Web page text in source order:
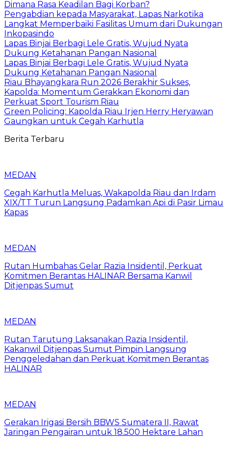
Dimana Rasa Keadilan Bagi Korban?
Pengabdian kepada Masyarakat, Lapas Narkotika
Langkat Memperbaiki Fasilitas Umum dari Dukungan
Inkopasindo
Lapas Binjai Berbagi Lele Gratis, Wujud Nyata
Dukung Ketahanan Pangan Nasional
Lapas Binjai Berbagi Lele Gratis, Wujud Nyata
Dukung Ketahanan Pangan Nasional
Riau Bhayangkara Run 2026 Berakhir Sukses,
Kapolda: Momentum Gerakkan Ekonomi dan
Perkuat Sport Tourism Riau
Green Policing: Kapolda Riau Irjen Herry Heryawan
Gaungkan untuk Cegah Karhutla
Berita Terbaru
MEDAN
Cegah Karhutla Meluas, Wakapolda Riau dan Irdam
XIX/TT Turun Langsung Padamkan Api di Pasir Limau
Kapas
MEDAN
Rutan Humbahas Gelar Razia Insidentil, Perkuat
Komitmen Berantas HALINAR Bersama Kanwil
Ditjenpas Sumut
MEDAN
Rutan Tarutung Laksanakan Razia Insidentil,
Kakanwil Ditjenpas Sumut Pimpin Langsung
Penggeledahan dan Perkuat Komitmen Berantas
HALINAR
MEDAN
Gerakan Irigasi Bersih BBWS Sumatera II, Rawat
Jaringan Pengairan untuk 18.500 Hektare Lahan